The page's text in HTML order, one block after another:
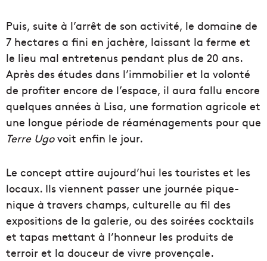
Puis, suite à l’arrêt de son activité, le domaine de
7 hectares a fini en jachère, laissant la ferme et
le lieu mal entretenus pendant plus de 20 ans.
Après des études dans l’immobilier et la volonté
de profiter encore de l’espace, il aura fallu encore
quelques années à Lisa, une formation agricole et
une longue période de réaménagements pour que
Terre Ugovoit enfin le jour.
Le concept attire aujourd’hui les touristes et les
locaux. Ils viennent passer une journée pique-
nique à travers champs, culturelle au fil des
expositions de la galerie, ou des soirées cocktails
et tapas mettant à l’honneur les produits de
terroir et la douceur de vivre provençale.